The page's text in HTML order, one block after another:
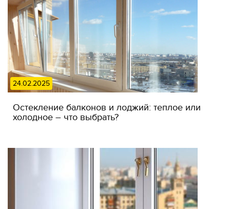
24.02.2025
Остекление балконов и лоджий: теплое или
холодное – что выбрать?